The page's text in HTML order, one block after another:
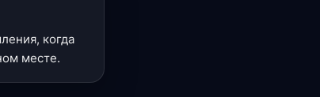
когда
месте.